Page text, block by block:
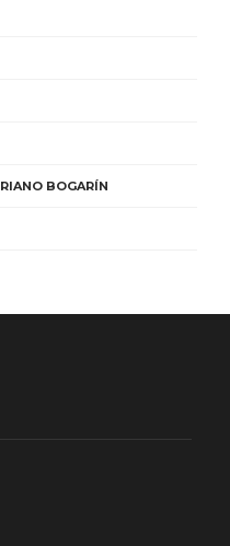
BOGARÍN